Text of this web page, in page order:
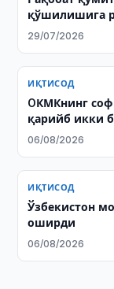
қўшилишига
29/07/2026
ИҚТИСОД
OКМКнинг
қарийб икки
06/08/2026
ИҚТИСОД
Ўзбекистон
оширди
06/08/2026